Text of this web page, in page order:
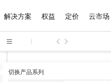
解决方案 权益 定价 云市场
切换产品系列
精选产品
大模型服务平台百炼
精选解决方案
睿译宝，AI翻译排版一步到位
普惠上云
普惠上云 官方力荐
产品定价
了解云产品的定价详情
精选商城
网站建设
成为销售伙伴
分销伙伴
售前咨询
在线服务
为什么选择阿里云
什么是云计算